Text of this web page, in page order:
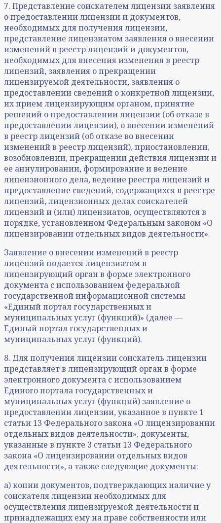
7. Представление соискателем лицензии заявления
о предоставлении лицензии и документов,
необходимых для получения лицензии,
представление лицензиатом заявления о внесении
изменений в реестр лицензий и документов,
необходимых для внесения изменения в реестр
лицензий, заявления о прекращении
лицензируемой деятельности, заявления о
предоставлении сведений о конкретной лицензии,
их прием лицензирующим органом, принятие
решений о предоставлении лицензии (об отказе в
предоставлении лицензии), о внесении изменений
в реестр лицензий (об отказе во внесении
изменений в реестр лицензий), приостановлении,
возобновлении, прекращении действия лицензии и
ее аннулировании, формирование и ведение
лицензионного дела, ведение реестра лицензий и
предоставление сведений, содержащихся в реестре
лицензий, лицензионных делах соискателей
лицензий и (или) лицензиатов, осуществляются в
порядке, установленном Федеральным законом «О
лицензировании отдельных видов деятельности».
Заявление о внесении изменений в реестр
лицензий подается лицензиатом в
лицензирующий орган в форме электронного
документа с использованием федеральной
государственной информационной системы
«Единый портал государственных и
муниципальных услуг (функций)» (далее —
Единый портал государственных и
муниципальных услуг (функций).
8. Для получения лицензии соискатель лицензии
представляет в лицензирующий орган в форме
электронного документа с использованием
Единого портала государственных и
муниципальных услуг (функций) заявление о
предоставлении лицензии, указанное в пункте 1
статьи 13 Федерального закона «О лицензировании
отдельных видов деятельности», документы,
указанные в пункте 3 статьи 13 Федерального
закона «О лицензировании отдельных видов
деятельности», а также следующие документы:
а) копии документов, подтверждающих наличие у
соискателя лицензии необходимых для
осуществления лицензируемой деятельности и
принадлежащих ему на праве собственности или